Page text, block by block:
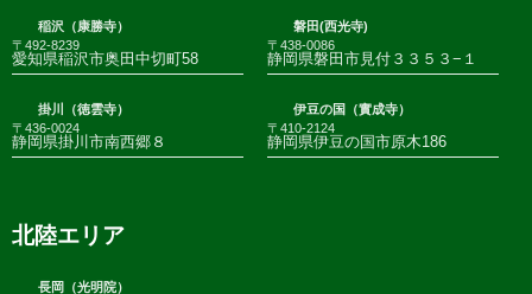
稲沢（康勝寺）
〒492-8239
愛知県稲沢市奥田中切町58
磐田(西光寺)
〒438-0086
静岡県磐田市見付３３５３−１
掛川（徳雲寺）
〒436-0024
静岡県掛川市南西郷８
伊豆の国（實成寺）
〒410-2124
静岡県伊豆の国市原木186
北陸エリア
長岡（光明院）